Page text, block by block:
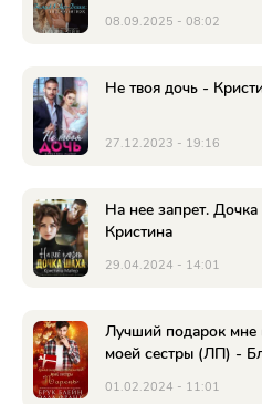
08.09.2025 - 08:02
Не твоя дочь -
27.12.2023 - 19:16
На нее запрет.
Кристина
29.04.2024 - 14:01
Лучший подарок мне
моей сестры (ЛП) -
01.02.2024 - 11:01